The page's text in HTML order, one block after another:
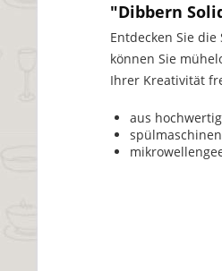
"Dibbern
Entdecken Sie
können Sie
Ihrer Kreativität
aus